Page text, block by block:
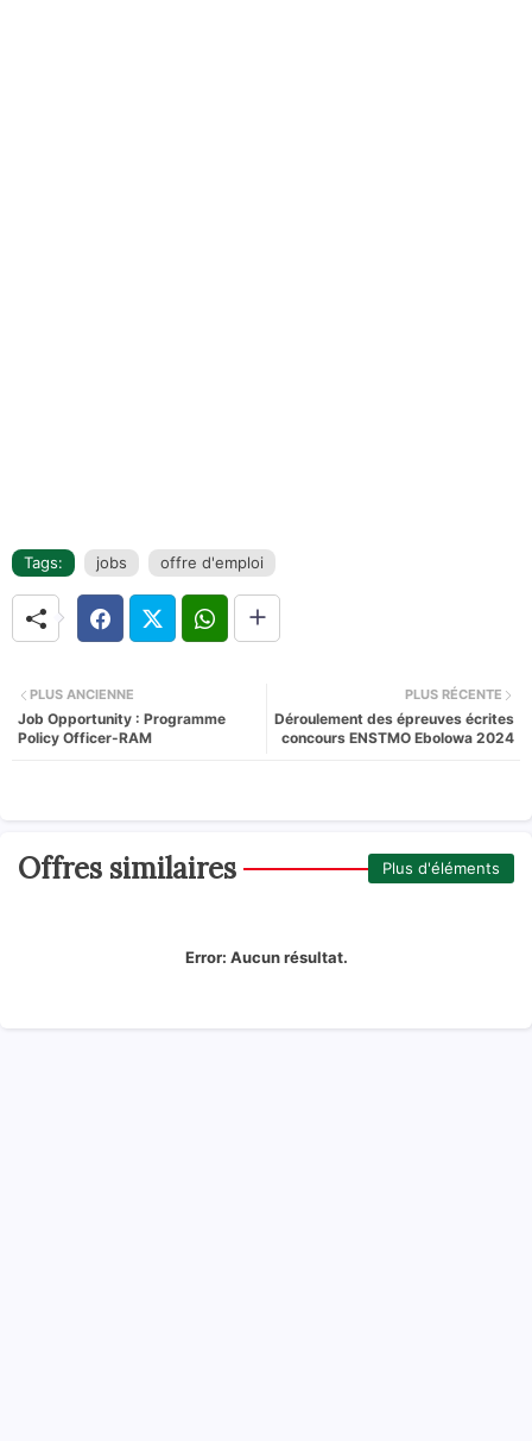
Tags: jobs offre d'emploi
PLUS RÉCENTE
Déroulement des épreuves écrites
concours ENSTMO Ebolowa 2024
PLUS ANCIENNE
Job Opportunity : Programme
Policy Officer-RAM
Offres similaires Plus d'éléments
Error: Aucun résultat.